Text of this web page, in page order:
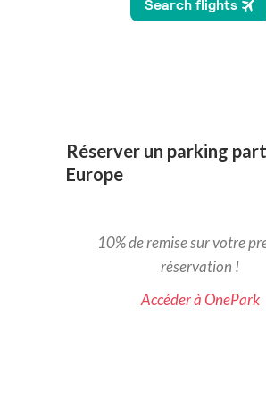
Réserver un parking
Europe
10% de remise sur votre
réservation !
Accéder à OnePark